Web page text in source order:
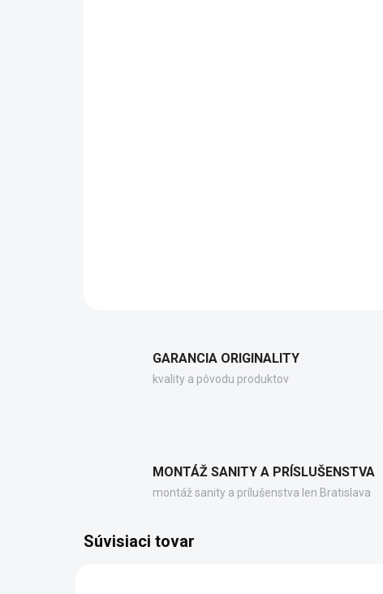
GARANCIA ORIGINALITY
kvality a pôvodu produktov
MONTÁŽ SANITY A PRÍSLUŠENSTVA
montáž sanity a prílušenstva len Bratislava
Súvisiaci tovar